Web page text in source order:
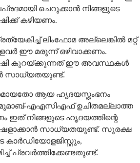
ചെറുക്കാൻ നിങ്ങളുടെ
കഴിയണം.
ലിംഫോമ അല്ലെങ്കിൽ മറ്റ്
ഈ മരുന്ന് ഒഴിവാക്കണം.
കുറയ്ക്കുന്നത് ഈ അവസ്ഥകൾ
സാധ്യതയുണ്ട്.
ആയ ഹൃദയസ്തംഭനം
എഎസിഎഫ് ഉചിതമല്ലാത്ത
ഇത് നിങ്ങളുടെ ഹൃദയത്തിന്റെ
സാധ്യതയുണ്ട്. സുരക്ഷ
കാർഡിയോളജിസ്റ്റും,
പ്രവർത്തിക്കേണ്ടതുണ്ട്.